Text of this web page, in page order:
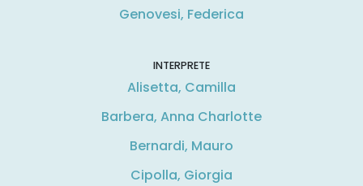
Genovesi, Federica
INTERPRETE
Alisetta, Camilla
Barbera, Anna Charlotte
Bernardi, Mauro
Cipolla, Giorgia